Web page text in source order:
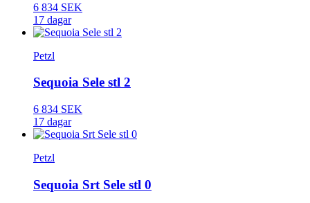
6 834 SEK
17 dagar
Petzl
Sequoia Sele stl 2
6 834 SEK
17 dagar
Petzl
Sequoia Srt Sele stl 0